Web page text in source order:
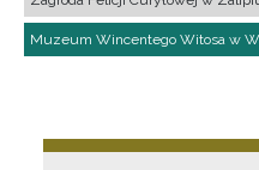
Muzeum Wincentego Witosa w